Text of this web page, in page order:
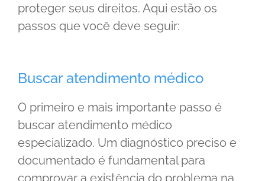
proteger seus direitos. Aqui estão os
passos que você deve seguir:
Buscar atendimento médico
O primeiro e mais importante passo é
buscar atendimento médico
especializado. Um diagnóstico preciso e
documentado é fundamental para
comprovar a existência do problema na